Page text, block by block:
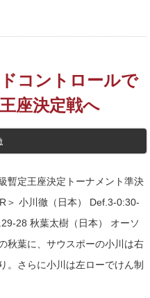
コントロールで
座決定戦へ
暫定王座決定トーナメント準決
＞ 小川徹（日本） Def.3-0:30-
28 秋葉太樹（日本） オーソ
秋葉に、サウスポーの小川は右
。さらに小川は左ローでけん制